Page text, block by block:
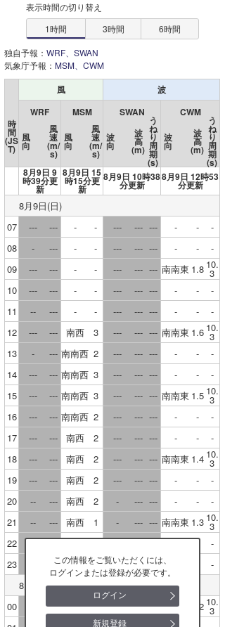
茨城
埼玉
栃木
群馬
山梨
静岡
愛知
岐阜
三重
新潟
富山
石川
福井
滋賀
京都
大阪
兵庫
奈良
和歌山
岡山
師崎
佐久島
篠島
名古屋
鬼崎
常滑
表示時間の切り替え
1時間
3時間
6時間
独自予報：WRF、SWAN
気象庁予報： MSM、CWM
この情報をご覧いただくには、
ログインまたは登録が必要です。
ログイン
新規登録
風 波
時
間
(JS
T)
WRF MSM SWAN
CWM
風
向
風
速
(m/
s)
風
向
風
速
(m/
s)
波
向
波
高
(m)
う
ね
り
周
期
(s)
波
向
波
高
(m)
う
ね
り
周
期
(s)
8月9日 9
時39分更
新
8月9日 15
時15分更
新
8月9日 10時38
分更新
8月9日 12時53
分更新
8月9日(日)
07
--- --- - - --- --- --- - -
-
08
- --- - - --- --- --- - -
-
09
--- --- - - --- --- --- 南南東 1.8 10.
3
10
--- --- - - --- --- --- - -
-
11
-- --- - - --- --- --- - -
-
12
--- --- 南西 3 --- --- --- 南南東 1.6 10.
3
13
- --- 南南西 2 --- --- --- - -
-
14
--- --- 南南西 3 --- --- --- - -
-
15
--- --- 南南西 3 --- --- --- 南南東 1.5 10.
3
16
--- --- 南南西 2 --- --- --- - -
-
17
--- --- 南西 2 --- --- --- - -
-
18
--- --- 南西 2 --- --- --- 南南東 1.4 10.
3
19
--- --- 南西 2 --- --- --- - -
-
20
-- --- 南西 2 - --- --- - -
-
21
-- --- 南西 1 - --- --- 南南東 1.3 10.
3
22
--- --- 西 1 - --- --- - -
-
23
--- 北北西 1 - --- ---
-
8月10日(月)
00
--- 北 1 - --- --- 南南東 1.2 10.
3